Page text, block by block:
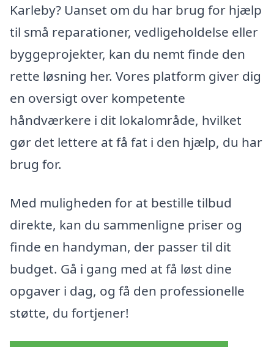
Karleby? Uanset om du har brug for hjælp
til små reparationer, vedligeholdelse eller
byggeprojekter, kan du nemt finde den
rette løsning her. Vores platform giver dig
en oversigt over kompetente
håndværkere i dit lokalområde, hvilket
gør det lettere at få fat i den hjælp, du har
brug for.
Med muligheden for at bestille tilbud
direkte, kan du sammenligne priser og
finde en handyman, der passer til dit
budget. Gå i gang med at få løst dine
opgaver i dag, og få den professionelle
støtte, du fortjener!